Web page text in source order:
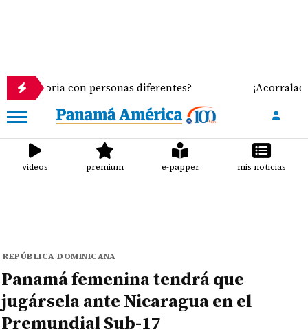
con personas diferentes? ¡Acorralados!
videos premium e-papper mis noticias
REPÚBLICA DOMINICANA
Panamá femenina tendrá que
jugársela ante Nicaragua en el
Premundial Sub-17